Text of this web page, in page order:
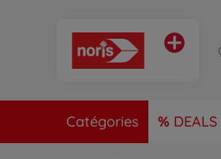
Catégories DEALS